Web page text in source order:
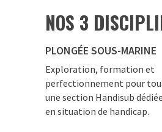
NOS 3
PLONGÉE SOUS-MARINE
Exploration, formation et
perfectionnement pour
une section Handisub
en situation de handicap.